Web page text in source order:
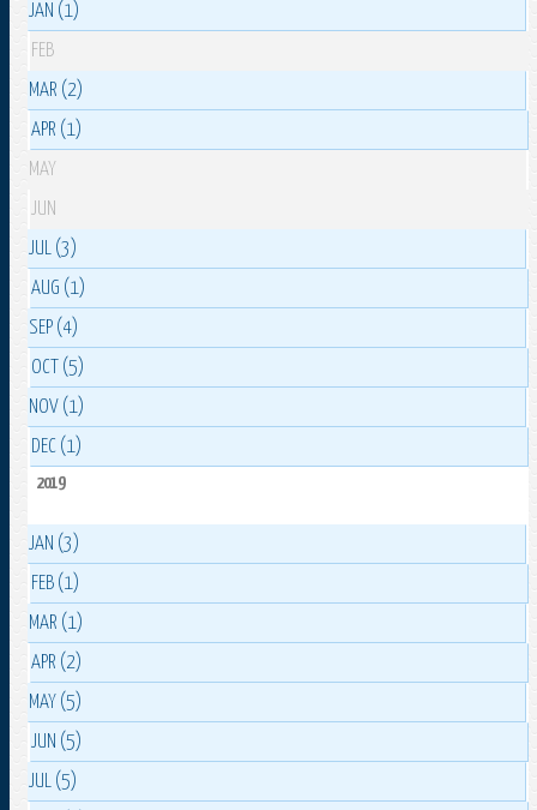
JAN (1)
FEB
MAR (2)
APR (1)
MAY
JUN
JUL (3)
AUG (1)
SEP (4)
OCT (5)
NOV (1)
DEC (1)
2019
JAN (3)
FEB (1)
MAR (1)
APR (2)
MAY (5)
JUN (5)
JUL (5)